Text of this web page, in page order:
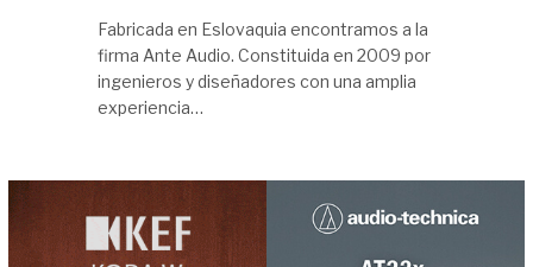
Fabricada en Eslovaquia encontramos a la
firma Ante Audio. Constituida en 2009 por
ingenieros y diseñadores con una amplia
experiencia…